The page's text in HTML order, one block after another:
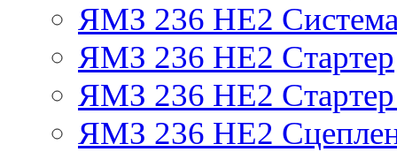
ЯМЗ 236 НЕ2
ЯМЗ 236 НЕ2 Стартер
ЯМЗ 236 НЕ2 Стартер
ЯМЗ 236 НЕ2